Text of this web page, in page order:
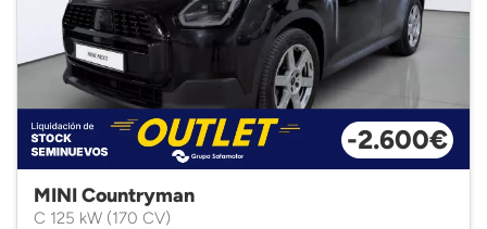
-2.600€
MINI Countryman
C 125 kW (170 CV)